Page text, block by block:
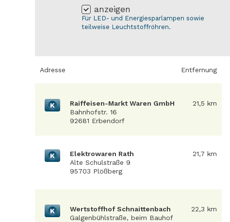
anzeigen
Für LED- und Energiesparlampen sowie
teilweise Leuchtstoffröhren.
Adresse Entfernung
K
Raiffeisen-Markt Waren GmbH
Bahnhofstr. 16
92681 Erbendorf
21,5 km
K
Elektrowaren Rath
Alte Schulstraße 9
95703 Plößberg
21,7 km
K
Wertstoffhof Schnaittenbach
Galgenbühlstraße, beim Bauhof
22,3 km